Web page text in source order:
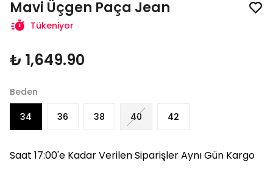
Mavi Üçgen Paça Jean
Tükeniyor
₺ 1,649.90
Beden
34 36 38 40 42
Saat 17:00'e Kadar Verilen Siparişler Aynı Gün Kargo